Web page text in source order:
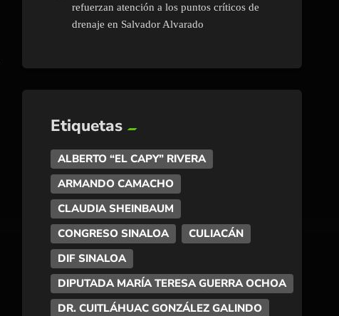
refuerzan atención a los puntos críticos de
drenaje en Salvador Alvarado
Etiquetas
ALBERTO “EL CAPY” RIVERA
ARMANDO CAMACHO
CLAUDIA SHEINBAUM
CONGRESO SINALOA
CULIACÁN
DIF SINALOA
DIPUTADA MARÍA TERESA GUERRA OCHOA
DR. CUITLÁHUAC GONZÁLEZ GALINDO